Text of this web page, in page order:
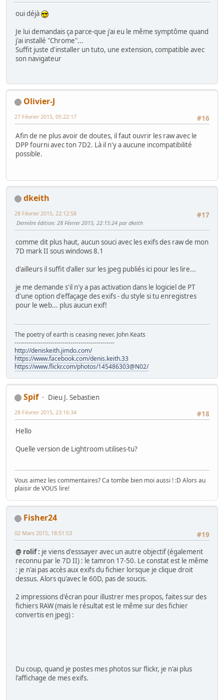
oui déjà
Je lui demandais ça parce-que j'ai eu le même symptôme quand
j'ai installé "Chrome"...
Suffit juste d'installer un tuto, une extension, compatible avec
son navigateur
Olivier-J
#16
27 Février 2015, 05:22:17
Afin de ne plus avoir de doutes, il faut ouvrir les raw avec le
DPP fourni avec ton 7D2. Là il n'y a aucune incompatibilité
possible.
dkeith
#17
28 Février 2015, 22:12:58
Dernière édition: 28 Février 2015, 22:15:24 par dkeith
comme dit plus haut, aucun souci avec les exifs des raw de mon
7D mark II sous windows 8.1
d'ailleurs il suffit d'aller sur les jpeg publiés ici pour les lire...
je me demande s'il n'y a pas activation dans le logiciel de PT
d'une option d'effaçage des exifs - du style si tu enregistres
pour le web... plus aucun exif!
The poetry of earth is ceasing never. John Keats
--------------------------------------------------
http://deniskeith.jimdo.com/
https://www.facebook.com/denis.keith.33
https://www.flickr.com/photos/145486303@N02/
Spif
Dieu J. Sebastien
#18
28 Février 2015, 23:16:34
Hello
Quelle version de Lightroom utilises-tu?
Vous aimez les commentaires? Ca tombe bien moi aussi ! :D Alors au
plaisir de VOUS lire!
Fisher24
#19
02 Mars 2015, 18:51:53
@ rolif : je viens d'esssayer avec un autre objectif (également
reconnu par le 7D II) : le tamron 17-50. Le constat est le même
: je n'ai pas accès aux exifs du fichier lorsque je clique droit
dessus. Alors qu'avec le 60D, pas de soucis.
2 impressions d'écran pour illustrer mes propos, faites sur des
fichiers RAW (mais le résultat est le même sur des fichier
convertis en jpeg) :
Du coup, quand je postes mes photos sur flickr, je n'ai plus
l'affichage de mes exifs.